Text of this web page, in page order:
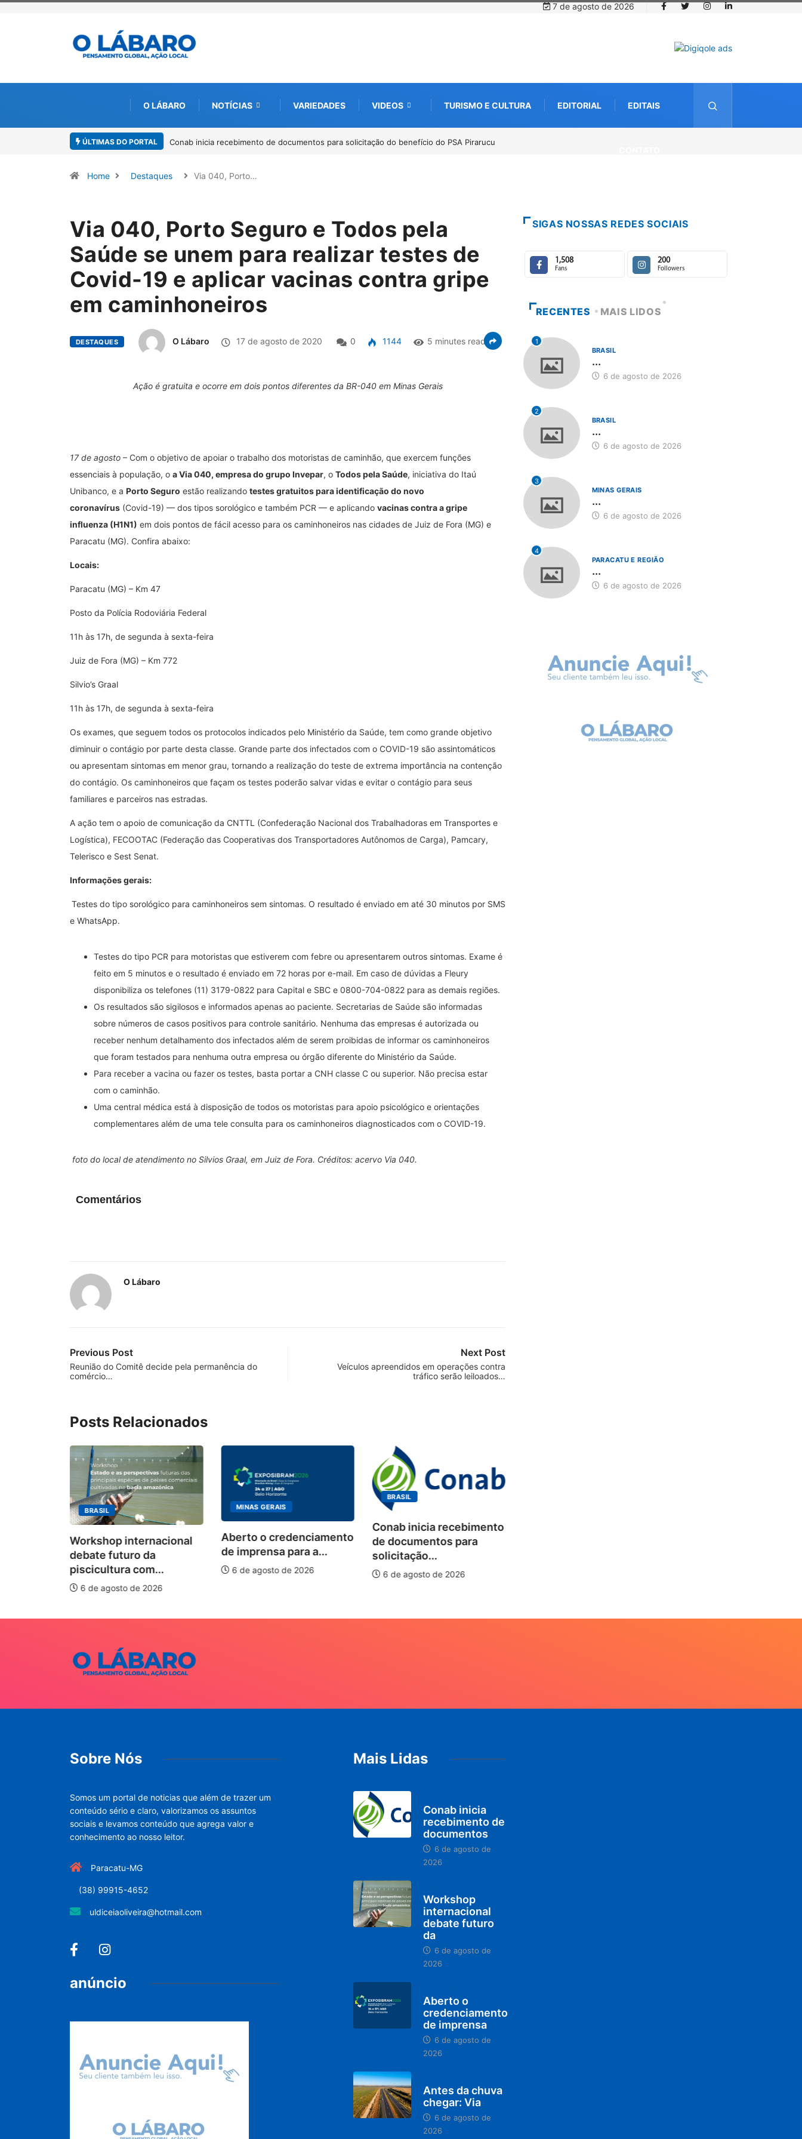
7 de agosto de 2026
O LÁBARO NOTÍCIAS VARIEDADES VIDEOS TURISMO E CULTURA EDITORIAL EDITAIS
ÚLTIMAS DO PORTAL
de documentos para solicitação do benefício do PSA PirarucuWorkshop internacional debate futuro da piscicultura com espécies nativas da
Home Destaques Via 040, Porto…
Via 040, Porto Seguro e Todos pela
Saúde se unem para realizar testes de
Covid-19 e aplicar vacinas contra gripe
em caminhoneiros
DESTAQUES O Lábaro 17 de agosto de 2020 0 1144 5 minutes read
Ação é gratuita e ocorre em dois pontos diferentes da BR-040 em Minas Gerais
17 de agosto – Com o objetivo de apoiar o trabalho dos motoristas de caminhão, que exercem funções
essenciais à população, o a Via 040, empresa do grupo Invepar, o Todos pela Saúde, iniciativa do Itaú
Unibanco, e a Porto Seguro estão realizando testes gratuitos para identificação do novo
coronavírus (Covid-19) — dos tipos sorológico e também PCR — e aplicando vacinas contra a gripe
influenza (H1N1) em dois pontos de fácil acesso para os caminhoneiros nas cidades de Juiz de Fora (MG) e
Paracatu (MG). Confira abaixo:
Locais:
Paracatu (MG) – Km 47
Posto da Polícia Rodoviária Federal
11h às 17h, de segunda à sexta-feira
Juiz de Fora (MG) – Km 772
Silvio’s Graal
11h às 17h, de segunda à sexta-feira
Os exames, que seguem todos os protocolos indicados pelo Ministério da Saúde, tem como grande objetivo
diminuir o contágio por parte desta classe. Grande parte dos infectados com o COVID-19 são assintomáticos
ou apresentam sintomas em menor grau, tornando a realização do teste de extrema importância na contenção
do contágio. Os caminhoneiros que façam os testes poderão salvar vidas e evitar o contágio para seus
familiares e parceiros nas estradas.
A ação tem o apoio de comunicação da CNTTL (Confederação Nacional dos Trabalhadoras em Transportes e
Logística), FECOOTAC (Federação das Cooperativas dos Transportadores Autônomos de Carga), Pamcary,
Telerisco e Sest Senat.
Informações gerais:
Testes do tipo sorológico para caminhoneiros sem sintomas. O resultado é enviado em até 30 minutos por SMS
e WhatsApp.
Testes do tipo PCR para motoristas que estiverem com febre ou apresentarem outros sintomas. Exame é
feito em 5 minutos e o resultado é enviado em 72 horas por e-mail. Em caso de dúvidas a Fleury
disponibiliza os telefones (11) 3179-0822 para Capital e SBC e 0800-704-0822 para as demais regiões.
Os resultados são sigilosos e informados apenas ao paciente. Secretarias de Saúde são informadas
sobre números de casos positivos para controle sanitário. Nenhuma das empresas é autorizada ou
receber nenhum detalhamento dos infectados além de serem proibidas de informar os caminhoneiros
que foram testados para nenhuma outra empresa ou órgão diferente do Ministério da Saúde.
Para receber a vacina ou fazer os testes, basta portar a CNH classe C ou superior. Não precisa estar
com o caminhão.
Uma central médica está à disposição de todos os motoristas para apoio psicológico e orientações
complementares além de uma tele consulta para os caminhoneiros diagnosticados com o COVID-19.
foto do local de atendimento no Silvios Graal, em Juiz de Fora. Créditos: acervo Via 040.
Comentários
O Lábaro
Previous Post
Reunião do Comitê decide pela permanência do
comércio…
Next Post
Veículos apreendidos em operações contra
tráfico serão leiloados…
Posts Relacionados
BRASIL
Workshop internacional
debate futuro da
piscicultura com...
6 de agosto de 2026
MINAS GERAIS
Aberto o credenciamento
de imprensa para a...
6 de agosto de 2026
BRASIL
Conab inicia recebimento
de documentos para
solicitação...
6 de agosto de 2026
SIGAS NOSSAS REDES SOCIAIS
1,508
Fans
200
Followers
RECENTES MAIS LIDOS
1
BRASIL
...
6 de agosto de 2026
2
BRASIL
...
6 de agosto de 2026
3
MINAS GERAIS
...
6 de agosto de 2026
4
PARACATU E REGIÃO
...
6 de agosto de 2026
Sobre Nós
Somos um portal de noticias que além de trazer um
conteúdo sério e claro, valorizamos os assuntos
sociais e levamos conteúdo que agrega valor e
conhecimento ao nosso leitor.
Paracatu-MG
(38) 99915-4652
uldiceiaoliveira@hotmail.com
anúncio
Mais Lidas
Conab inicia
recebimento de
documentos
6 de agosto de
2026
Workshop
internacional
debate futuro
da
6 de agosto de
2026
Aberto o
credenciamento
de imprensa
6 de agosto de
2026
Antes da chuva
chegar: Via
6 de agosto de
2026